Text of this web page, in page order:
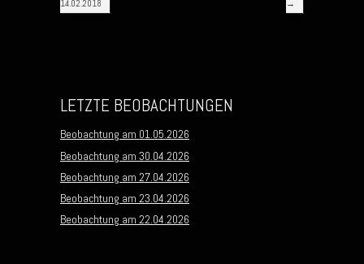
14.02.2018 →
LETZTE BEOBACHTUNGEN
Beobachtung am 01.05.2026
Beobachtung am 30.04.2026
Beobachtung am 27.04.2026
Beobachtung am 23.04.2026
Beobachtung am 22.04.2026